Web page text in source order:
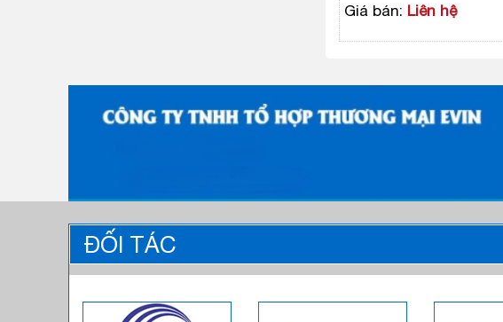
Giá bán: Liên hệ
ĐỐI TÁC